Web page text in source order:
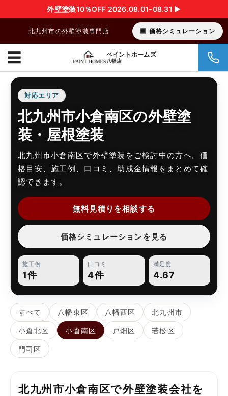
外壁塗装10％OFF 2026.08.01-08.31 ▶︎
北九州市の外壁塗装専門店 価格シミュレーション
ペイントホームズ
八幡店
☰
対応エリア
北九州市小倉南区の外壁塗
装・屋根塗装
北九州市小倉南区で外壁塗装をご検討中の方へ。価
格目安、施工例、口コミ、助成金情報をまとめて確
認できます。
無料見積りを相談する
価格シミュレーションを見る
施工例
1件
口コミ
4件
満足度
4.67
すべて 八幡東区 八幡西区 北九州市
小倉北区 小倉南区 戸畑区 若松区
門司区
北九州市小倉南区で外壁塗装会社を